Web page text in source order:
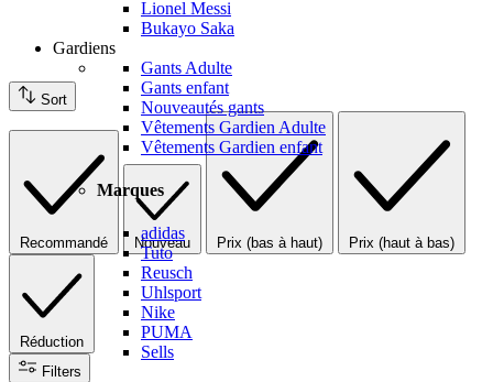
Lionel Messi
Bukayo Saka
Gardiens
Gants Adulte
Gants enfant
Nouveautés gants
Vêtements Gardien Adulte
Vêtements Gardien enfant
Marques
adidas
Tuto
Reusch
Uhlsport
Nike
PUMA
Sells
Sort
Recommandé Nouveau Prix (bas à haut) Prix (haut à bas)
Réduction
Filters